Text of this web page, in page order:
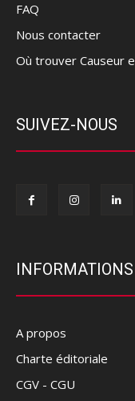
FAQ
Nous contacter
Où trouver Causeur
SUIVEZ-NOUS
INFORMATIONS
A propos
Charte éditoriale
CGV - CGU